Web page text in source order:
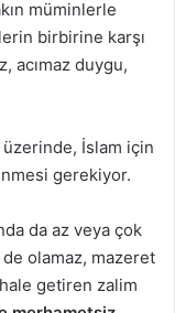
müminlerle
birbirine karşı
acımaz duygu,
İslam için
gerekiyor.
da az veya çok
olamaz, mazeret
getiren zalim